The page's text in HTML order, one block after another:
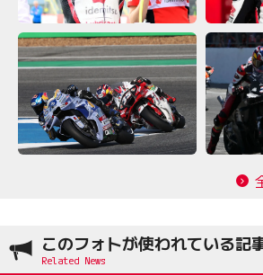
このフォトが使われている記